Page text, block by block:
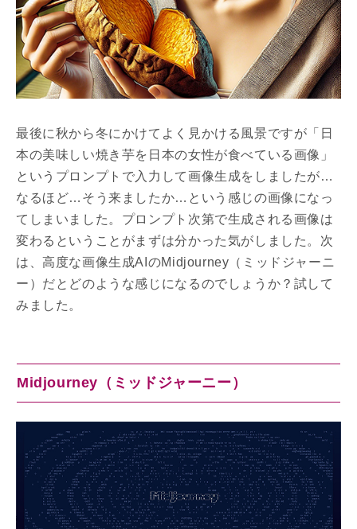
最後に秋から冬にかけてよく見かける風景ですが「日
本の美味しい焼き芋を日本の女性が食べている画像」
というプロンプトで入力して画像生成をしましたが…
なるほど…そう来ましたか…という感じの画像になっ
てしまいました。プロンプト次第で生成される画像は
変わるということがまずは分かった気がしました。次
は、高度な画像生成AIのMidjourney（ミッドジャーニ
ー）だとどのような感じになるのでしょうか？試して
みました。
Midjourney（ミッドジャーニー）